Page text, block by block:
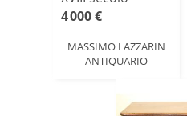
4 000 €
MASSIMO LAZZARIN
ANTIQUARIO